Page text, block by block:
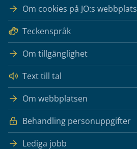
Om cookies på JO:s webbplats
Teckenspråk
Om tillgänglighet
Text till tal
Om webbplatsen
Behandling personuppgifter
Lediga jobb